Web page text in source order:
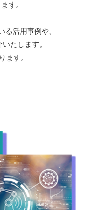
す。
活用事例や、
たします。
ます。